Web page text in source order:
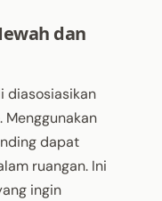
dan
diasosiasikan
Menggunakan
dapat
ruangan. Ini
ingin